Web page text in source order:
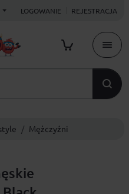
LOGOWANIE REJESTRACJA
Mężczyźni